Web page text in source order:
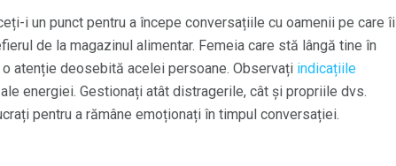
i un punct pentru a începe conversațiile cu oamenii pe care îi
de la magazinul alimentar. Femeia care stă lângă tine în
atenție deosebită acelei persoane. Observați indicațiile
energiei. Gestionați atât distragerile, cât și propriile dvs.
pentru a rămâne emoționați în timpul conversației.